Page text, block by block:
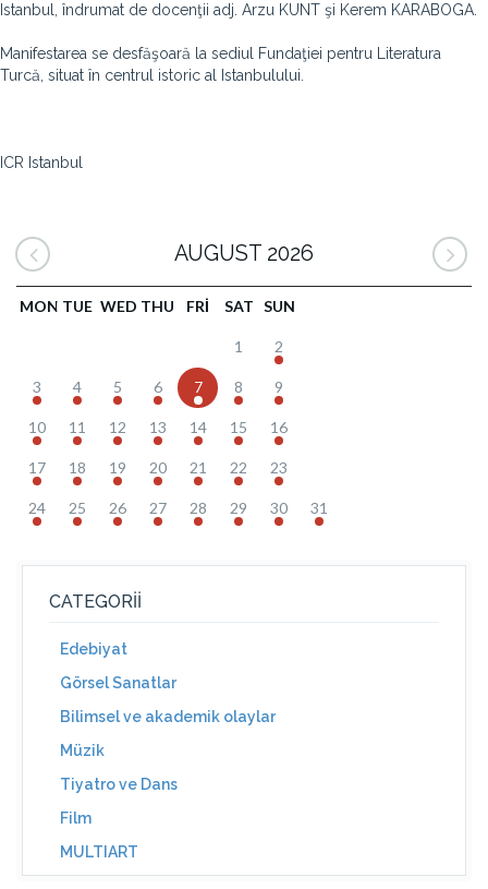
Istanbul, îndrumat de docenţii adj. Arzu KUNT şi Kerem KARABOGA.
Manifestarea se desfăşoară la sediul Fundaţiei pentru Literatura
Turcă, situat în centrul istoric al Istanbulului.
ICR Istanbul
AUGUST 2026
MON TUE WED THU FRI SAT SUN
1 2
3 4 5 6 7 8 9
10 11 12 13 14 15 16
17 18 19 20 21 22 23
24 25 26 27 28 29 30 31
CATEGORII
Edebiyat
Görsel Sanatlar
Bilimsel ve akademik olaylar
Müzik
Tiyatro ve Dans
Film
MULTIART